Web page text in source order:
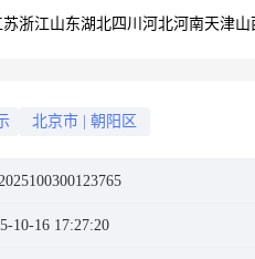
苏浙江山东湖北四川 河北河南天津山
北京市 朝阳区
10-16 17:27:20